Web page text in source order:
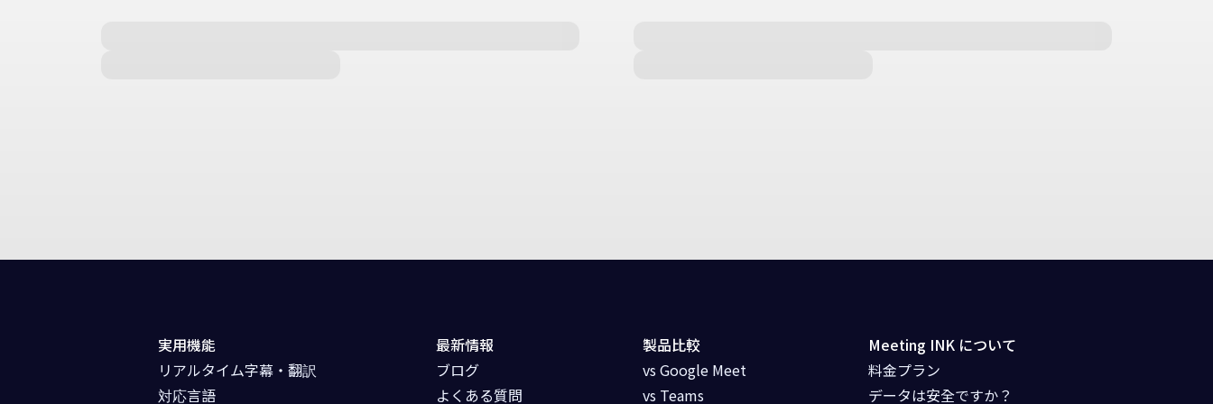
実用機能
リアルタイム字幕・翻訳
対応言語
最新情報
ブログ
よくある質問
製品比較
vs Google Meet
vs Teams
Meeting INK について
料金プラン
データは安全ですか？